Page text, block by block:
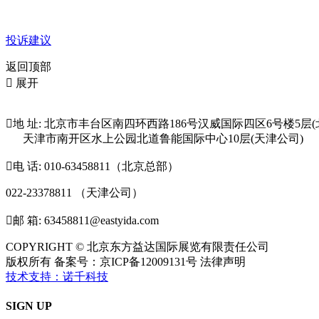
投诉建议
返回顶部
 展开
地 址: 北京市丰台区南四环西路186号汉威国际四区6号楼5层(
天津市南开区水上公园北道鲁能国际中心10层(天津公司)
电 话: 010-63458811（北京总部）
022-23378811 （天津公司）
邮 箱: 63458811@eastyida.com
COPYRIGHT © 北京东方益达国际展览有限责任公司
版权所有 备案号：京ICP备12009131号 法律声明
技术支持：诺千科技
SIGN UP